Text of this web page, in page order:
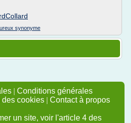
synonyme
| Conditions générales
cookies | Contact à propos
un site, voir l'article 4 des